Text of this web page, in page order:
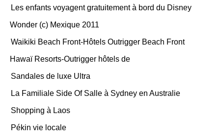
Les enfants voyagent gratuitement à bord du Disney
Wonder (c) Mexique 2011
Waikiki Beach Front-Hôtels Outrigger Beach Front
Hawaï Resorts-Outrigger hôtels de
Sandales de luxe Ultra
La Familiale Side Of Salle à Sydney en Australie
Shopping à Laos
Pékin vie locale